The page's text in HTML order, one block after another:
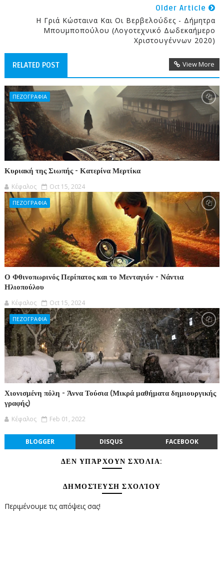
Older Article
Η Γριά Κώσταινα Και Οι Βερβελούδες - Δήμητρα
Μπουμποπούλου (Λογοτεχνικό Δωδεκαήμερο
Χριστουγέννων 2020)
RELATED POST View More
ΠΕΖΟΓΡΑΦΙΑ
Κυριακή της Σιωπής - Κατερίνα Μερτίκα
Κέφαλος Oct 15, 2024
ΠΕΖΟΓΡΑΦΙΑ
Ο Φθινοπωρινός Περίπατος και το Μενταγιόν - Νάντια
Ηλιοπούλου
Κέφαλος Oct 15, 2024
ΠΕΖΟΓΡΑΦΙΑ
Χιονισμένη πόλη - Άννα Τούσια (Μικρά μαθήματα δημιουργικής
γραφής)
Κέφαλος Feb 01, 2022
BLOGGER DISQUS FACEBOOK
ΔΕΝ ΥΠΆΡΧΟΥΝ ΣΧΌΛΙΑ:
ΔΗΜΟΣΊΕΥΣΗ ΣΧΟΛΊΟΥ
Περιμένουμε τις απόψεις σας!